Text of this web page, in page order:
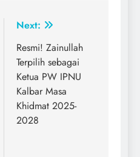
Next:
Resmi! Zainullah
Terpilih sebagai
Ketua PW IPNU
Kalbar Masa
Khidmat 2025-
2028